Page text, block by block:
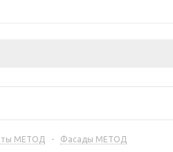
МЕТОД - Фасады МЕТОД